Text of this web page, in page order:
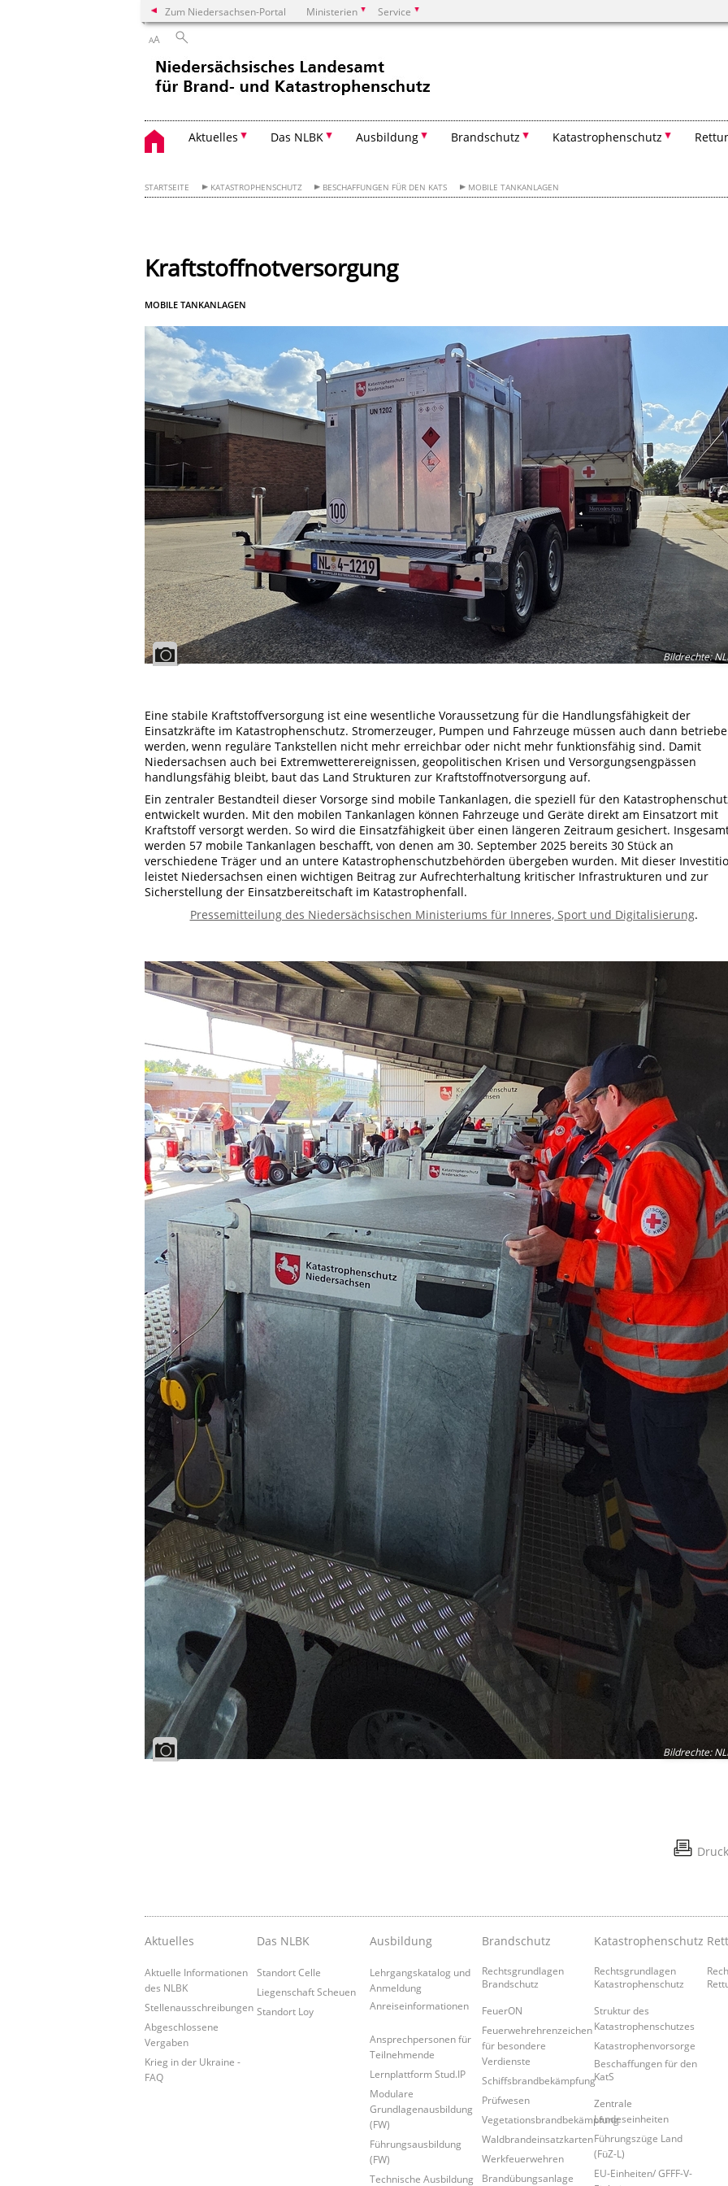
Zum Niedersachsen-Portal Ministerien Service
AA
Aktuelles Das NLBK Ausbildung Brandschutz Katastrophenschutz
STARTSEITE KATASTROPHENSCHUTZ BESCHAFFUNGEN FÜR DEN KATS MOBILE TANKANLAGEN
Kraftstoffnotversorgung
MOBILE TANKANLAGEN
Bildrechte:
Eine stabile Kraftstoffversorgung ist eine wesentliche Voraussetzung für die Handlungsfähigkeit der
Einsatzkräfte im Katastrophenschutz. Stromerzeuger, Pumpen und Fahrzeuge müssen auch dann
werden, wenn reguläre Tankstellen nicht mehr erreichbar oder nicht mehr funktionsfähig sind. Damit
Niedersachsen auch bei Extremwetterereignissen, geopolitischen Krisen und Versorgungsengpässen
handlungsfähig bleibt, baut das Land Strukturen zur Kraftstoffnotversorgung auf.
Ein zentraler Bestandteil dieser Vorsorge sind mobile Tankanlagen, die speziell für den
entwickelt wurden. Mit den mobilen Tankanlagen können Fahrzeuge und Geräte direkt am Einsatzort mit
Kraftstoff versorgt werden. So wird die Einsatzfähigkeit über einen längeren Zeitraum gesichert.
werden 57 mobile Tankanlagen beschafft, von denen am 30. September 2025 bereits 30 Stück an
verschiedene Träger und an untere Katastrophenschutzbehörden übergeben wurden. Mit dieser
leistet Niedersachsen einen wichtigen Beitrag zur Aufrechterhaltung kritischer Infrastrukturen und zur
Sicherstellung der Einsatzbereitschaft im Katastrophenfall.
Pressemitteilung des Niedersächsischen Ministeriums für Inneres, Sport und Digitalisierung.
Bildrechte:
Aktuelles
Aktuelle Informationen
des NLBK
Stellenausschreibungen
Abgeschlossene
Vergaben
Krieg in der Ukraine -
FAQ
Das NLBK
Standort Celle
Liegenschaft Scheuen
Standort Loy
Ausbildung
Lehrgangskatalog und
Anmeldung
Anreiseinformationen
Ansprechpersonen für
Teilnehmende
Lernplattform Stud.IP
Modulare
Grundlagenausbildung
(FW)
Führungsausbildung
(FW)
Technische Ausbildung
Brandschutz
Rechtsgrundlagen
Brandschutz
FeuerON
Feuerwehrehrenzeichen
für besondere
Verdienste
Schiffsbrandbekämpfung
Prüfwesen
Vegetationsbrandbekämpfung
Waldbrandeinsatzkarten
Werkfeuerwehren
Brandübungsanlage
Katastrophenschutz
Rechtsgrundlagen
Katastrophenschutz
Struktur des
Katastrophenschutzes
Katastrophenvorsorge
Beschaffungen für den
KatS
Zentrale
Landeseinheiten
Führungszüge Land
(FüZ-L)
EU-Einheiten/ GFFF-V-